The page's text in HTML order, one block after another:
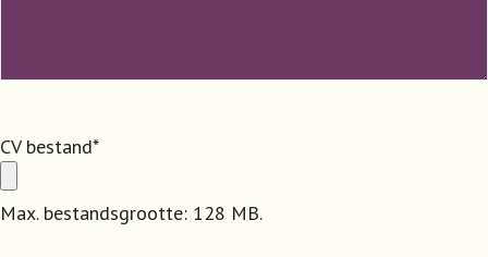
CV bestand*
Max. bestandsgrootte: 128 MB.